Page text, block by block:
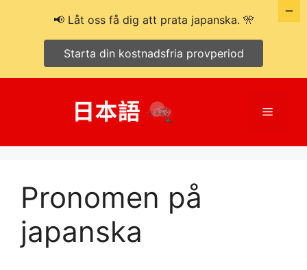
Meny
Pronomen på
japanska
📢 Låt oss få dig att prata japanska. 🎌
Starta din kostnadsfria provperiod